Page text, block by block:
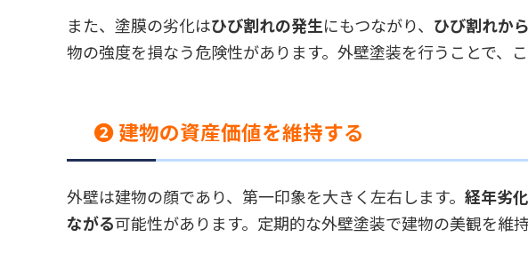
また、塗膜の劣化はひび割れの発生にもつながり、 ひび割れか
物の強度を損なう危険性があります。外壁塗装を行うことで、
❷ 建物の資産価値を維持する
外壁は建物の顔であり、第一印象を大きく左右します。 経年劣
ながる可能性があります。定期的な外壁塗装で建物の美観を維